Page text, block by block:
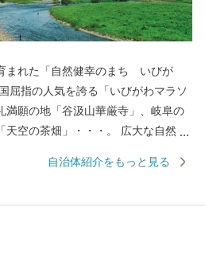
まれた「自然健幸のまち いびが
満願の地「谷汲山華厳寺」、岐阜の
空の茶畑」・・・。 広大な自然に
い、健康で幸せな暮らしを創りあげ
自治体紹介をもっと見る